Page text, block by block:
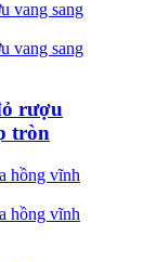
rượu
tròn